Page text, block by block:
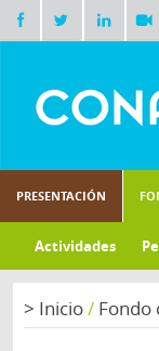
PRESENTACIÓN
Actividades
> Inicio/ Fondo